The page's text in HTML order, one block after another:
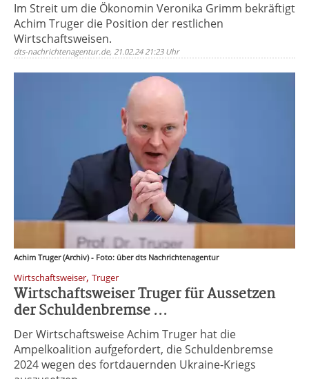
Im Streit um die Ökonomin Veronika Grimm bekräftigt
Achim Truger die Position der restlichen
Wirtschaftsweisen.
dts-nachrichtenagentur.de, 21.02.24 21:23 Uhr
Achim Truger (Archiv) - Foto: über dts Nachrichtenagentur
Wirtschaftsweiser, Truger
Wirtschaftsweiser Truger für Aussetzen
der Schuldenbremse ...
Der Wirtschaftsweise Achim Truger hat die
Ampelkoalition aufgefordert, die Schuldenbremse
2024 wegen des fortdauernden Ukraine-Kriegs